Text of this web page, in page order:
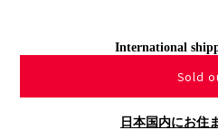
International
Sold
日本国内にお住